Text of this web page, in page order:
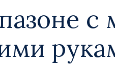
с